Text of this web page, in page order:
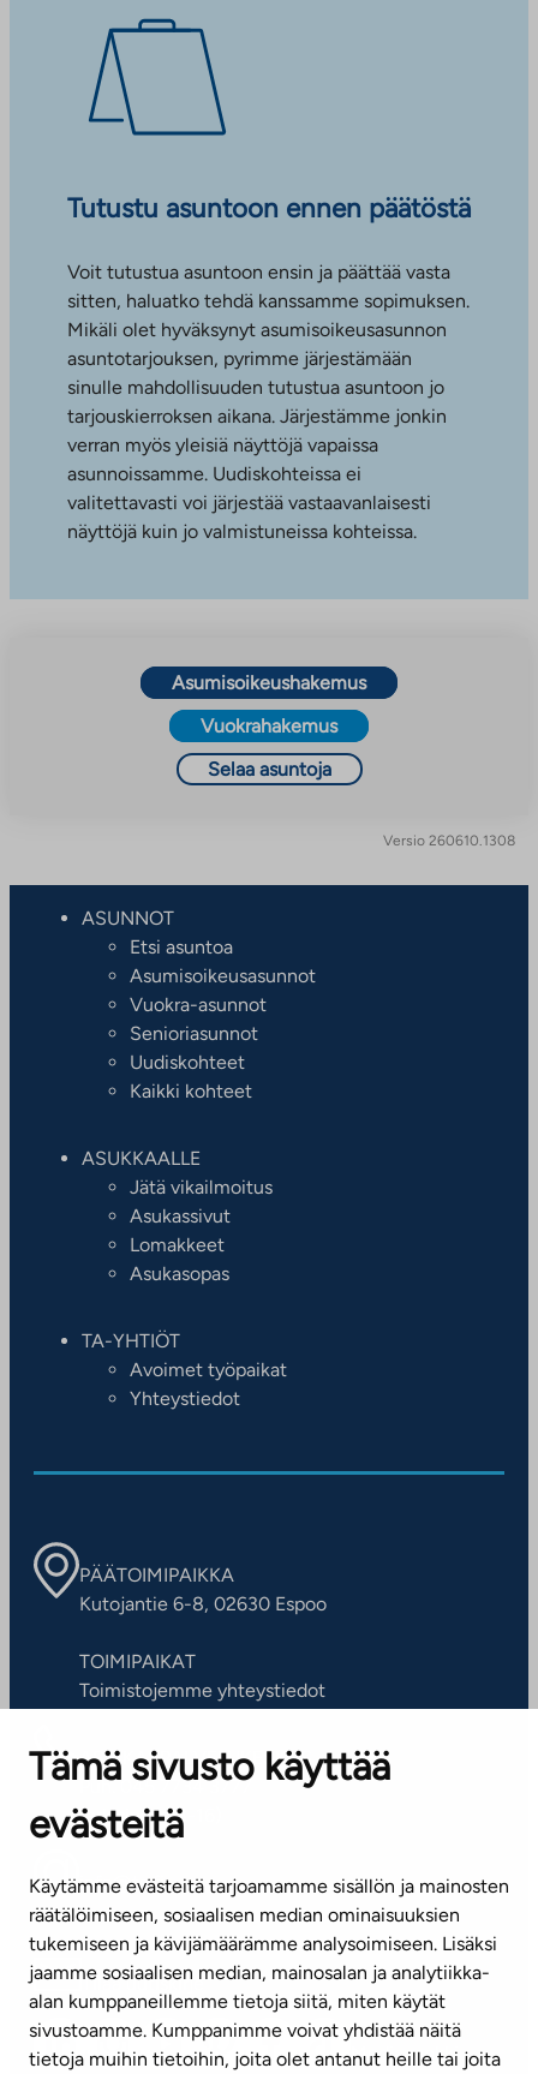
Tämä sivusto käyttää
evästeitä
Käytämme evästeitä tarjoamamme sisällön ja mainosten
räätälöimiseen, sosiaalisen median ominaisuuksien
tukemiseen ja kävijämäärämme analysoimiseen. Lisäksi
jaamme sosiaalisen median, mainosalan ja analytiikka-
alan kumppaneillemme tietoja siitä, miten käytät
sivustoamme. Kumppanimme voivat yhdistää näitä
tietoja muihin tietoihin, joita olet antanut heille tai joita
Tutustu asuntoon ennen päätöstä
Voit tutustua asuntoon ensin ja päättää vasta
sitten, haluatko tehdä kanssamme sopimuksen.
Mikäli olet hyväksynyt asumisoikeusasunnon
asuntotarjouksen, pyrimme järjestämään
sinulle mahdollisuuden tutustua asuntoon jo
tarjouskierroksen aikana. Järjestämme jonkin
verran myös yleisiä näyttöjä vapaissa
asunnoissamme. Uudiskohteissa ei
valitettavasti voi järjestää vastaavanlaisesti
näyttöjä kuin jo valmistuneissa kohteissa.
Asumisoikeushakemus
Vuokrahakemus
Selaa asuntoja
Versio 260610.1308
ASUNNOT
Etsi asuntoa
Asumisoikeusasunnot
Vuokra-asunnot
Senioriasunnot
Uudiskohteet
Kaikki kohteet
ASUKKAALLE
Jätä vikailmoitus
Asukassivut
Lomakkeet
Asukasopas
TA-YHTIÖT
Avoimet työpaikat
Yhteystiedot
PÄÄTOIMIPAIKKA
Kutojantie 6-8, 02630 Espoo
TOIMIPAIKAT
Toimistojemme yhteystiedot
ASIAKASPALVELUKESKUS
Puh. 045 7734 3777
(arkisin klo 8-16)
info@ta.fi
Tilaa uutiskirje
Mediapankki